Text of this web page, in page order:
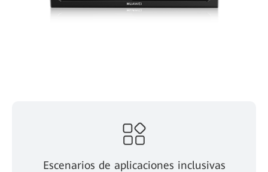
Escenarios de aplicaciones inclusivas